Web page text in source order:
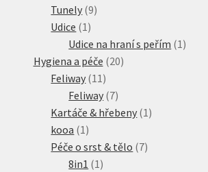
produktů
Tunely 99
Udice 1 1
produkt
Udice na hraní s peřím 1 1
Hygiena a péče 2020
Feliway 11 11
produktů
Feliway 77
produktů
Kartáče & hřebeny 1 1
kooa 1 1
produkt
Péče o srst & tělo 77
8in1 1 1